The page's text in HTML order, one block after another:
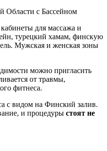
для массажа и
турецкий хамам, финскую
Мужская и женская зоны
можно пригласить
от травмы,
фитнеса.
с видом на Финский залив.
и процедуры стоят не